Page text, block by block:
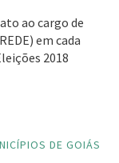
ao cargo de
em cada
2018
DE GOIÁS